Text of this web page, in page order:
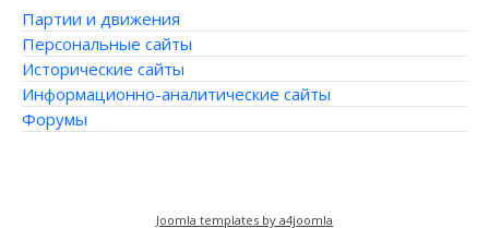
Партии и движения
Персональные сайты
Исторические сайты
Информационно-аналитические сайты
Форумы
Joomla templates by a4joomla